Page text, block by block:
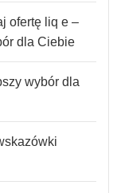
ofertę liq e –
dla Ciebie
wybór dla